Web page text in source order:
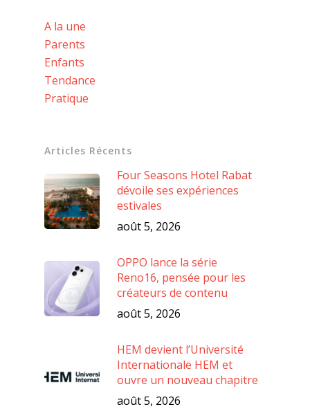
A la une
Parents
Enfants
Tendance
Pratique
Articles Récents
Four Seasons Hotel Rabat
dévoile ses expériences
estivales
août 5, 2026
OPPO lance la série
Reno16, pensée pour les
créateurs de contenu
août 5, 2026
HEM devient l’Université
Internationale HEM et
ouvre un nouveau chapitre
août 5, 2026